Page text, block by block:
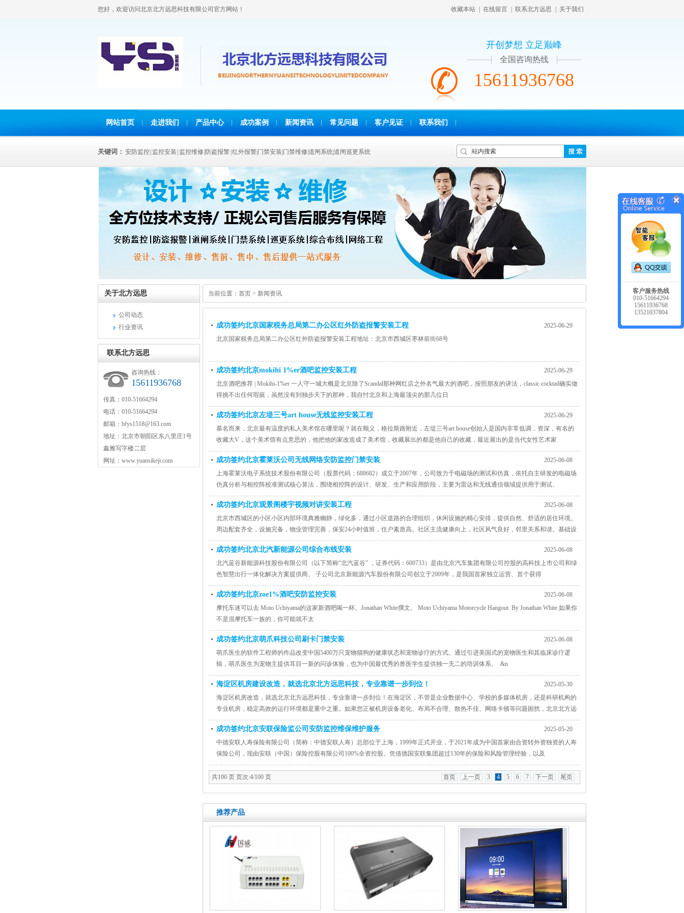
您好，欢迎访问北京北方远思科技有限公司官方网站！ 收藏本站 在线留言 联系北方远思 关于我们
开创梦想 立足巅峰
全国咨询热线
15611936768
网站首页 走进我们 产品中心 成功案例 新闻资讯 常见问题 客户见证 联系我们
关键词： 安防监控 | 监控安装 | 监控维修 |防盗报警 | 红外报警|门禁安装|门禁维修|道闸系统|道闸巡更系统
关于北方远思
公司动态
行业资讯
联系北方远思
咨询热线：
15611936768
传真：010-51664294
电话：010-51664294
邮箱：bfys1518@163.com
地址：北京市朝阳区东八里庄1号
鑫雅写字楼二层
网址：www.yuansikeji.com
当前位置： 首页 > 新闻资讯
成功签约北京国家税务总局第二办公区红外防盗报警安装工程
2025-06-29
北京国家税务总局第二办公区红外防盗报警安装工程地址：北京市西城区枣林前街68号
成功签约北京mokihi 1%er酒吧监控安装工程
2025-06-29
北京酒吧推荐 | Mokihi-1%er 一人守一城大概是北京除了Scandal那种网红店之外名气最大的酒吧，按照朋友的讲法，classic cocktail确实做
得挑不出任何瑕疵，虽然没有到独步天下的那种，我自忖北京和上海最顶尖的那几位日
成功签约北京左堤三号art house无线监控安装工程
2025-06-29
慕名而来，北京最有温度的私人美术馆在哪里呢？就在顺义，格拉斯路附近，左堤三号art house创始人是国内非常低调，资深，有名的
收藏大V，这个美术馆有点意思的，他把他的家改造成了美术馆，收藏展出的都是他自己的收藏，最近展出的是当代女性艺术家
成功签约北京霍莱沃公司无线网络安防监控门禁安装
2025-06-08
上海霍莱沃电子系统技术股份有限公司（股票代码：688682）成立于2007年，公司致力于电磁场的测试和仿真，依托自主研发的电磁场
仿真分析与相控阵校准测试核心算法，围绕相控阵的设计、研发、生产和应用阶段，主要为雷达和无线通信领域提供用于测试、
成功签约北京观景阁楼宇视频对讲安装工程
2025-06-08
北京市西城区的小区小区内部环境典雅幽静，绿化多，通过小区道路的合理组织，休闲设施的精心安排，提供自然、舒适的居住环境。
周边配套齐全，设施完备，物业管理完善，保安24小时值班，住户素质高。社区主流健康向上，社区风气良好，邻里关系和谐。基础设
施
成功签约北京北汽新能源公司综合布线安装
2025-06-08
北汽蓝谷新能源科技股份有限公司（以下简称“北汽蓝谷” ，证券代码：600733）是由北京汽车集团有限公司控股的高科技上市公司和绿
色智慧出行一体化解决方案提供商。 子公司北京新能源汽车股份有限公司创立于2009年，是我国首家独立运营、首个获得
成功签约北京zoe1%酒吧安防监控安装
2025-06-08
摩托车迷可以去 Moto Uchiyama的这家新酒吧喝一杯。Jonathan White撰文。 Moto Uchiyama Motorcycle Hangout. By Jonathan White.如果你
不是混摩托车一族的，你可能就不太
成功签约北京萌爪科技公司刷卡门禁安装
2025-06-08
萌爪医生的软件工程师的作品改变中国5400万只宠物猫狗的健康状态和宠物诊疗的方式。通过引进美国式的宠物医生和其临床诊疗逻
辑，萌爪医生为宠物主提供耳目一新的问诊体验，也为中国最优秀的兽医学生提供独一无二的培训体系。 &n
海淀区机房建设改造，就选北京北方远思科技，专业靠谱一步到位！
2025-05-30
海淀区机房改造，就选北京北方远思科技，专业靠谱一步到位！在海淀区，不管是企业数据中心、学校的多媒体机房，还是科研机构的
专业机房，稳定高效的运行环境都是重中之重。如果您正被机房设备老化、布局不合理、散热不佳、网络卡顿等问题困扰，北京北方远
思科
成功签约北京安联保险监公司安防监控维保维护服务
2025-05-20
中德安联人寿保险有限公司（简称：中德安联人寿）总部位于上海，1999年正式开业，于2021年成为中国首家由合资转外资独资的人寿
保险公司，现由安联（中国）保险控股有限公司100%全资控股。凭借德国安联集团超过130年的保险和风险管理经验，以及
共100 页 页次:4/100 页 首页 上一页 3 4 5 6 7 下一页 尾页
推荐产品
客户服务热线
010-51664294
15611936768
13521037804